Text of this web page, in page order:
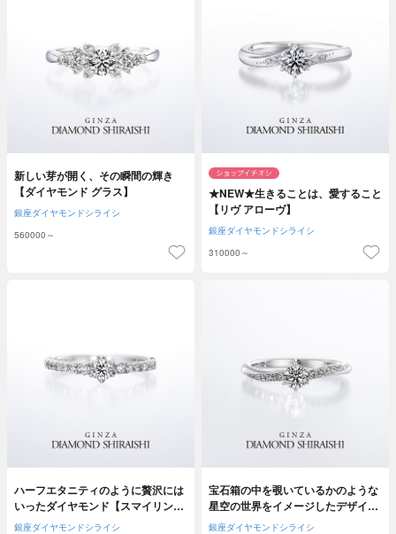
新しい芽が開く、その瞬間の輝き
【ダイヤモンド グラス】
銀座ダイヤモンドシライシ
560000～
★NEW★生きることは、愛すること
【リヴ アローヴ】
銀座ダイヤモンドシライシ
310000～
ハーフエタニティのように贅沢には
いったダイヤモンド【スマイリング
ポピー】
銀座ダイヤモンドシライシ
宝石箱の中を覗いているかのような
星空の世界をイメージしたデザイン
【スターリー】
銀座ダイヤモンドシライシ